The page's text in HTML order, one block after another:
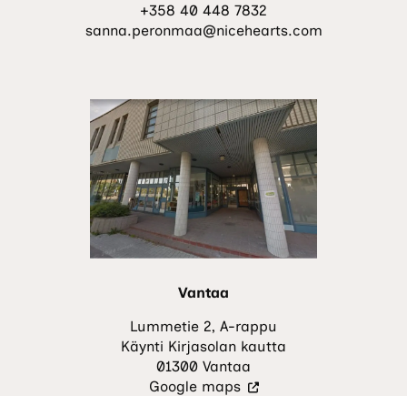
sivustolla.
Linkki
välilehteen.)
+358 40 448 7832
sanna.peronmaa@nicehearts.com
Vantaa
Lummetie 2, A-rappu
Käynti Kirjasolan kautta
01300 Vantaa
Google maps(Vieraile